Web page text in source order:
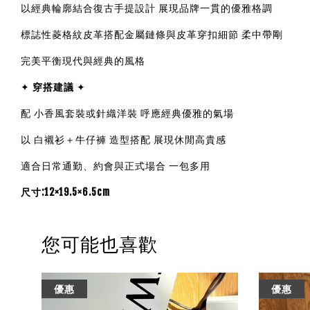
以經典輪廓結合復古手提設計 展現品牌一貫的優雅格調
標誌性菱格紋皮革搭配金屬鏈條與皮革穿扣細節 柔中帶剛
完美平衡現代與經典的風格
✦ 穿搭建議 ✦
配 小香風套裝或針織洋裝 呼應經典優雅的氣場
以 白襯衫＋牛仔褲 造型搭配 展現休閒高貴感
適合日常通勤、約會與正式場合 一包多用
尺寸:12×19.5×6.5cm
您可能也喜歡
優惠 優惠